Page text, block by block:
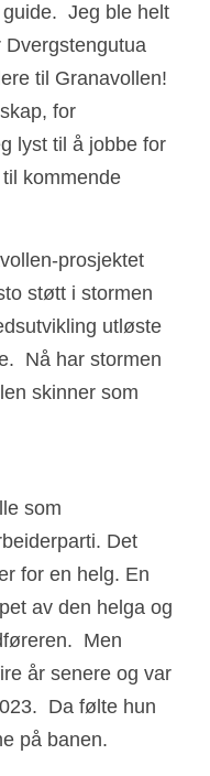
Jeg ble helt
Dvergstengutua
til Granavollen!
for
lyst til å jobbe for
kommende
prosjektet
støtt i stormen
utløste
Nå har stormen
skinner som
som
Det
for en helg. En
av den helga og
Men
år senere og var
Da følte hun
på banen.